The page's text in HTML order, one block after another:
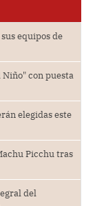
equipos de
con puesta
elegidas este
Picchu tras
del